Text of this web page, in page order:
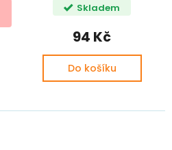
Skladem
94 Kč
Do košíku